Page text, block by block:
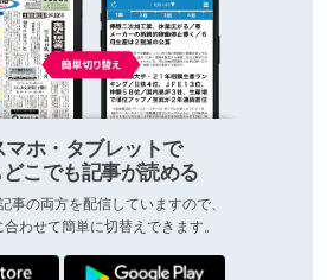
マホ・タブレットで
こでも記事が読める
事の両方を配信していますので、
わせて簡単に切替えできます。